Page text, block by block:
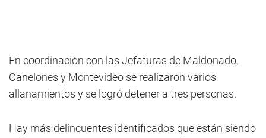
En coordinación con las Jefaturas de Maldonado,
Canelones y Montevideo se realizaron varios
allanamientos y se logró detener a tres personas.
Hay más delincuentes identificados que están siendo